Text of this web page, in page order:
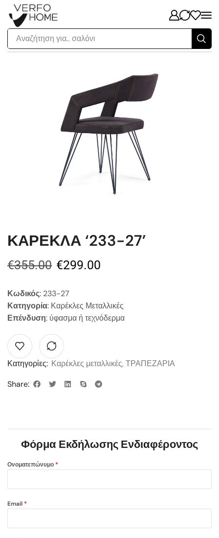
Αναζήτηση για.. σαλόνι
ΚΑΡΕΚΛΑ ‘233-27’
€355.00 €299.00
Κωδικός: 233-27
Κατηγορία: Καρέκλες Μεταλλικές
Επένδυση: ύφασμα ή τεχνόδερμα
Κατηγορίες: Καρέκλες μεταλλικές, ΤΡΑΠΕΖΑΡΙΑ
Share:
Φόρμα Εκδήλωσης Ενδιαφέροντος
Ονοματεπώνυμο *
Email *